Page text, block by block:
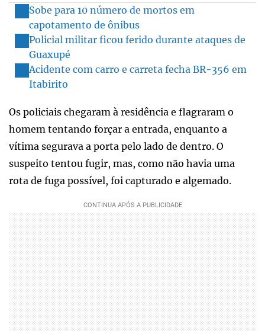
Sobe para 10 número de mortos em
capotamento de ônibus
Policial militar ficou ferido durante ataques de
Guaxupé
Acidente com carro e carreta fecha BR-356 em
Itabirito
Os policiais chegaram à residência e flagraram o
homem tentando forçar a entrada, enquanto a
vítima segurava a porta pelo lado de dentro. O
suspeito tentou fugir, mas, como não havia uma
rota de fuga possível, foi capturado e algemado.